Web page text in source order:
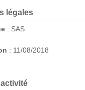
légales
: SAS
: 11/08/2018